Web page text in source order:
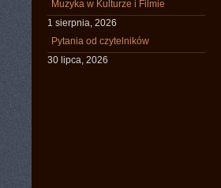
Muzyka w Kulturze i Filmie
1 sierpnia, 2026
Pytania od czytelników
30 lipca, 2026